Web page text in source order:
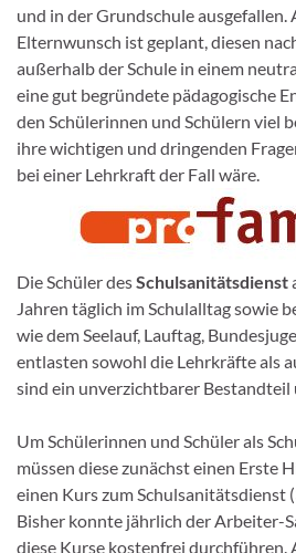
und in der Grundschule ausgefallen.
Elternwunsch ist geplant, diesen
außerhalb der Schule in einem
eine gut begründete pädagogische
den Schülerinnen und Schülern viel
ihre wichtigen und dringenden
bei einer Lehrkraft der Fall wäre.
Die Schüler desSchulsanitätsdienst
Jahren täglich im Schulalltag sowie
wie dem Seelauf, Lauftag,
entlasten sowohl die Lehrkräfte als
sind ein unverzichtbarer Bestandteil
Um Schülerinnen und Schüler als
müssen diese zunächst einen Erste
einen Kurs zum Schulsanitätsdienst
Bisher konnte jährlich der Arbeiter-
diese Kurse kostenfrei durchführen.